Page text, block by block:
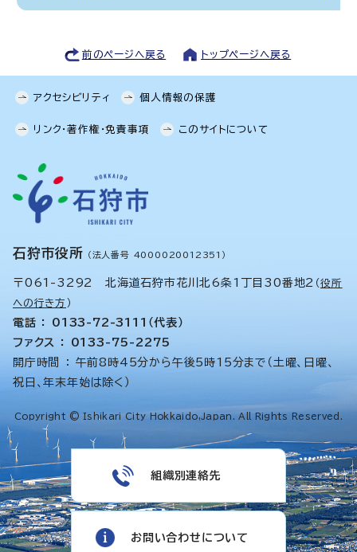
前のページへ戻る トップページへ戻る
アクセシビリティ 個人情報の保護
リンク・著作権・免責事項 このサイトについて
石狩市役所 （法人番号 4000020012351）
〒061-3292 北海道石狩市花川北6条1丁目30番地2 （役所
への行き方 ）
電話 ： 0133-72-3111（代表）
ファクス ： 0133-75-2275
開庁時間 ： 午前8時45分から午後5時15分まで（土曜、日曜、
祝日、年末年始は除く）
Copyright © Ishikari City Hokkaido,Japan. All Rights Reserved.
組織別連絡先
お問い合わせについて